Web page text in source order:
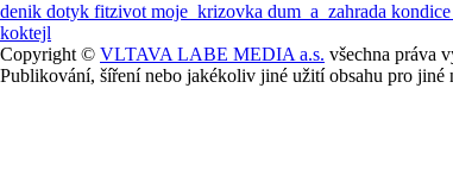
denik dotyk fitzivot moje_krizovka dum_a_zahrada kondice
koktejl
Copyright © VLTAVA LABE MEDIA a.s. všechna práva
Publikování, šíření nebo jakékoliv jiné užití obsahu pro